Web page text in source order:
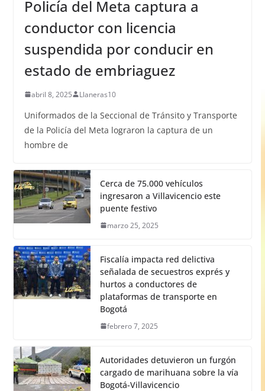
Policía del Meta captura a
conductor con licencia
suspendida por conducir en
estado de embriaguez
abril 8, 2025 Llaneras10
Uniformados de la Seccional de Tránsito y Transporte
de la Policía del Meta lograron la captura de un
hombre de
Cerca de 75.000 vehículos
ingresaron a Villavicencio este
puente festivo
marzo 25, 2025
Fiscalía impacta red delictiva
señalada de secuestros exprés y
hurtos a conductores de
plataformas de transporte en
Bogotá
febrero 7, 2025
Autoridades detuvieron un furgón
cargado de marihuana sobre la vía
Bogotá-Villavicencio